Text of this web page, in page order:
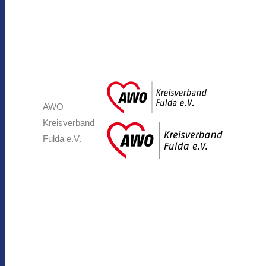
AWO
Kreisverband
Fulda e.V.